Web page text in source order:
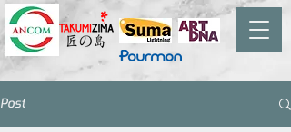
Post